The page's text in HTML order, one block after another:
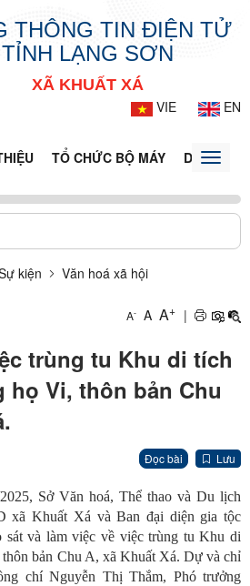
THÔNG TIN ĐIỆN TỬ
TỈNH LẠNG SƠN
XÃ KHUẤT XÁ
VIE
EN
TỔ CHỨC BỘ MÁY DOANH
Toggle
kiện Văn hoá xã hội
A- A A+ |
trùng tu Khu di tích
Vi, thôn bản Chu
Đọc bài Lưu
Sở Văn hoá, Thể thao và Du lịch
xã Khuất Xá và Ban đại diện gia tộc
và làm việc về việc trùng tu Khu di
bản Chu A, xã Khuất Xá. Dự và chỉ
chí Nguyễn Thị Thắm, Phó trưởng